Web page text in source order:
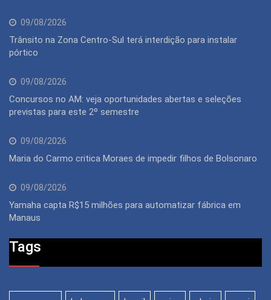
09/08/2026
Trânsito na Zona Centro-Sul terá interdição para instalar
pórtico
09/08/2026
Concursos no AM: veja oportunidades abertas e seleções
previstas para este 2º semestre
09/08/2026
Maria do Carmo critica Moraes de impedir filhos de Bolsonaro
09/08/2026
Yamaha capta R$15 milhões para automatizar fábrica em
Manaus
Tags